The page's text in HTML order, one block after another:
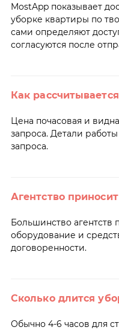
MostApp показывает
уборке квартиры по
сами определяют
согласуются после
Как
Цена почасовая и
запроса. Детали
запроса.
Агентство
Большинство агентств
оборудование и
договоренности.
Сколько длится
Обычно 4-6 часов для